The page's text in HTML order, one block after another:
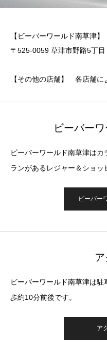
【ビーバーワールド南草津】
〒525-0059 草津市野路5丁
【その他の店舗】 各店舗に
ビーバー
ビーバーワールド南草津は
ランがあるレジャー＆ショッ
ビーバー
ビーバーワールド南草津は
歩約10分前後です。
ア